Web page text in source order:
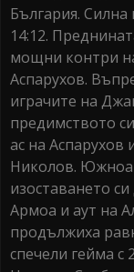
България.
14:12.
мощни контри
Аспарухов.
играчите на
предимството
ас на Аспарухов
Николов.
изоставането
Армоа и аут на
продължиха
спечели гейма с